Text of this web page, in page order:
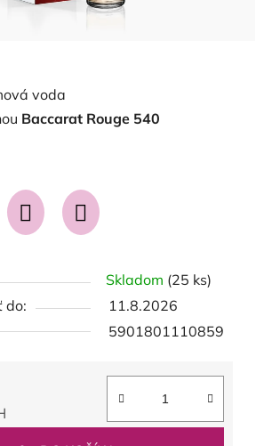
voda
Baccarat Rouge 540
Skladom (25 ks)
do:
11.8.2026
5901801110859